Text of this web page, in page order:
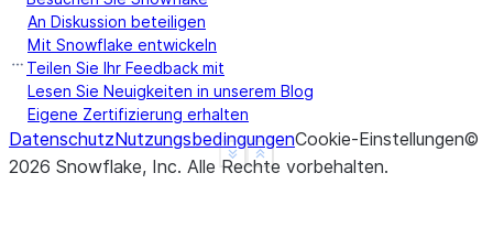
Show less
See more
An Diskussion beteiligen
Mit Snowflake entwickeln
Teilen Sie Ihr Feedback mit
Lesen Sie Neuigkeiten in unserem Blog
Eigene Zertifizierung erhalten
DatenschutzNutzungsbedingungenCookie-Einstellungen©
2026 Snowflake, Inc. Alle Rechte vorbehalten.